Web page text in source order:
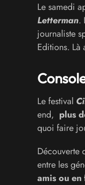
Le samedi
Letterman.
journaliste
Editions. Là
Le festival
end, plus
quoi faire
Découverte
entre les
amis ou